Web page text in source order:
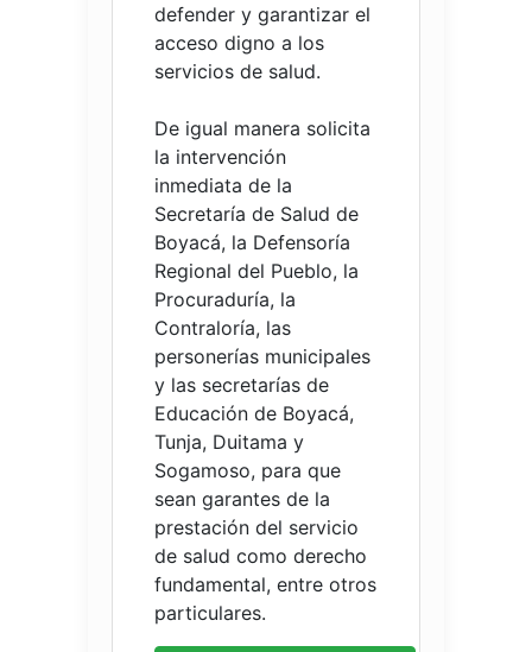
defender y garantizar el
acceso digno a los
servicios de salud.
De igual manera solicita
la intervención
inmediata de la
Secretaría de Salud de
Boyacá, la Defensoría
Regional del Pueblo, la
Procuraduría, la
Contraloría, las
personerías municipales
y las secretarías de
Educación de Boyacá,
Tunja, Duitama y
Sogamoso, para que
sean garantes de la
prestación del servicio
de salud como derecho
fundamental, entre otros
particulares.